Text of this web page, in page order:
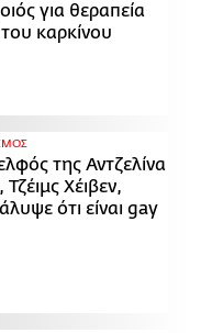
για θεραπεία
καρκίνου
της Αντζελίνα
Τζέιμς Χέιβεν,
ότι είναι gay